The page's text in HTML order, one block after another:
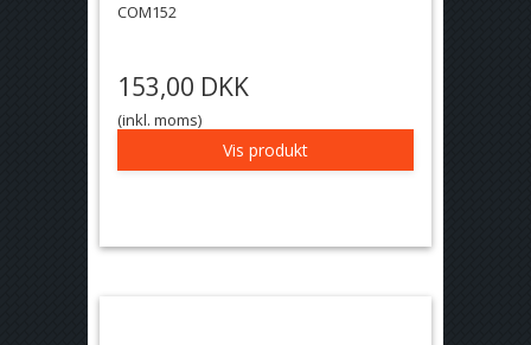
COM152
153,00 DKK
(inkl. moms)
Vis produkt